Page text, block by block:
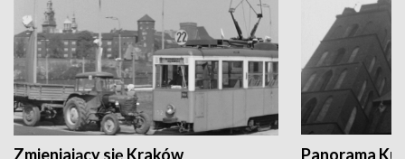
Zmieniający się Kraków Panorama